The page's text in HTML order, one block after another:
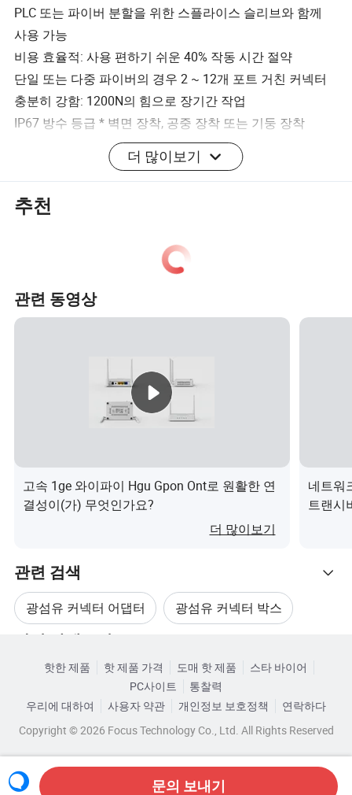
PLC 또는 파이버 분할을 위한 스플라이스 슬리브와 함께
사용 가능
비용 효율적: 사용 편하기 쉬운 40% 작동 시간 절약
단일 또는 다중 파이버의 경우 2 ~ 12개 포트 거친 커넥터
충분히 강함: 1200N의 힘으로 장기간 작업
IP67 방수 등급 * 벽면 장착, 공중 장착 또는 기둥 장착
각도 곡면과 높이를 낮추면 커넥터가 간섭하지 않습니다
할 수 있음 PTMPO 또는 공장 밀봉 또는 현장 조립품
통신 네트워크
FTTH 액세스 네트워크에서 널리 사용됩니다.
FTTA
5년
ltem Name(시스템 이름) 멀티포트 서비스 터미널 박스
접합 용량 최대 288코어
재질 ABS + PC
스플리터 1 × 2,1 × 4,1 × 8,1 × 16
어댑터 방수
어댑터 유형 선택 사항
커넥터 유형 ODVA/AARC/PTLC/H-커넥터
더 많이보기
추천
관련 동영상
고속 1ge 와이파이 Hgu Gpon Ont로 원활한 연
결성이(가) 무엇인가요?
더 많이보기
네트워
트랜시
관련 검색
광섬유 커넥터 어댑터 광섬유 커넥터 박스
광섬유 분배기 박스 광섬유 케이블 단자함
카테고리로 찾아보기
핫한 제품 핫 제품 가격 도매 핫 제품
스타 바이어
PC사이트
통찰력
우리에 대하여
사용자 약관 개인정보 보호정책
연락하다
Copyright © 2026 Focus Technology Co., Ltd. All Rights Reserved
문의 보내기